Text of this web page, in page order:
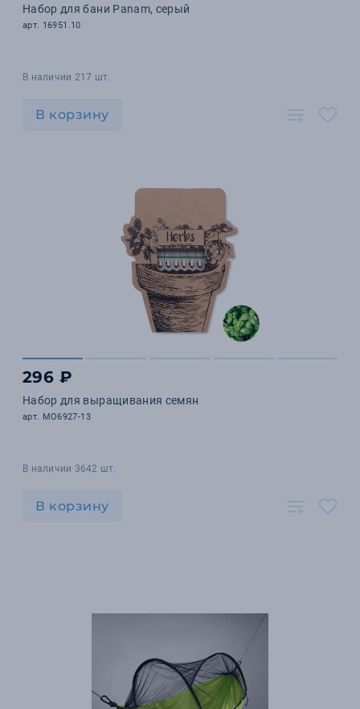
Набор для бани Panam, серый
арт. 16951.10
В наличии 217 шт.
В корзину
296 ₽
Набор для выращивания семян
арт. MO6927-13
В наличии 3642 шт.
В корзину